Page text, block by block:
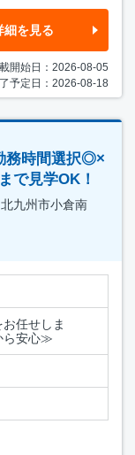
細を見る
開始日：2026-08-05
予定日：2026-08-18
務時間選択◎×
で見学OK！
九州市小倉南
任せしま
ら安心≫